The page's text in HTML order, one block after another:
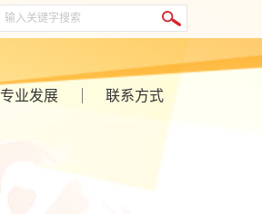
专业发展 联系方式